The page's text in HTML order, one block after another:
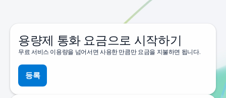
용량제 통화 요금으로 시작하기
무료 서비스 이용량을 넘어서면 사용한 만큼만 요금을 지불하면 됩니다.
등록